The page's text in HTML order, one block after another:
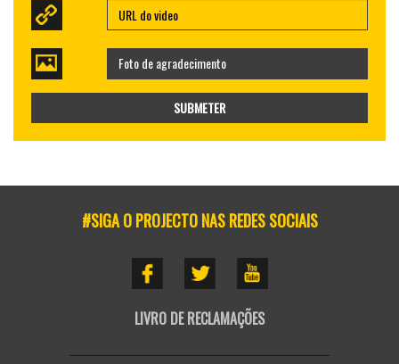
Foto de agradecimento
SUBMETER
#SIGA O PROJECTO NAS REDES SOCIAIS
LIVRO DE RECLAMAÇÕES